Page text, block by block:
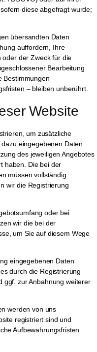
diese abgefragt wurde;
übersandten Daten
auffordern, Ihre
oder der Zweck für die
Bearbeitung
Bestimmungen –
– bleiben unberührt.
Website
um zusätzliche
eingegebenen Daten
des jeweiligen Angebotes
haben. Die bei der
müssen vollständig
wir die Registrierung
oder bei
wir die bei der
um Sie auf diesem Wege
eingegebenen Daten
durch die Registrierung
ggf. zur Anbahnung weiterer
werden von uns
registriert sind und
Aufbewahrungsfristen